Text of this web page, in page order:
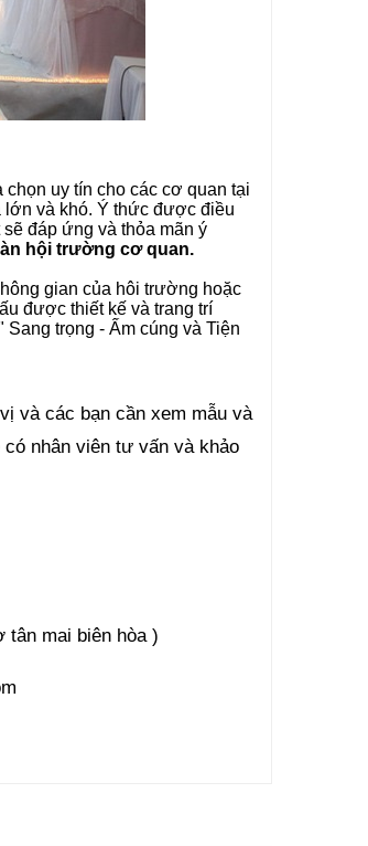
uy tín cho các cơ quan tại
và khó. Ý thức được điều
đáp ứng và thỏa mãn ý
hội trường cơ quan.
gian của hôi trường hoặc
được thiết kế và trang trí
trọng - Ấm cúng và Tiện
và các bạn cần xem mẫu và
nhân viên tư vấn và khảo
mai biên hòa )